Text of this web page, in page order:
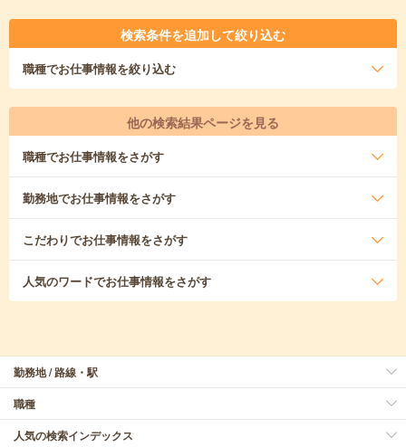
検索条件を追加して絞り込む
職種でお仕事情報を絞り込む
他の検索結果ページを見る
職種でお仕事情報をさがす
勤務地でお仕事情報をさがす
こだわりでお仕事情報をさがす
人気のワードでお仕事情報をさがす
勤務地 / 路線・駅
職種
人気の検索インデックス